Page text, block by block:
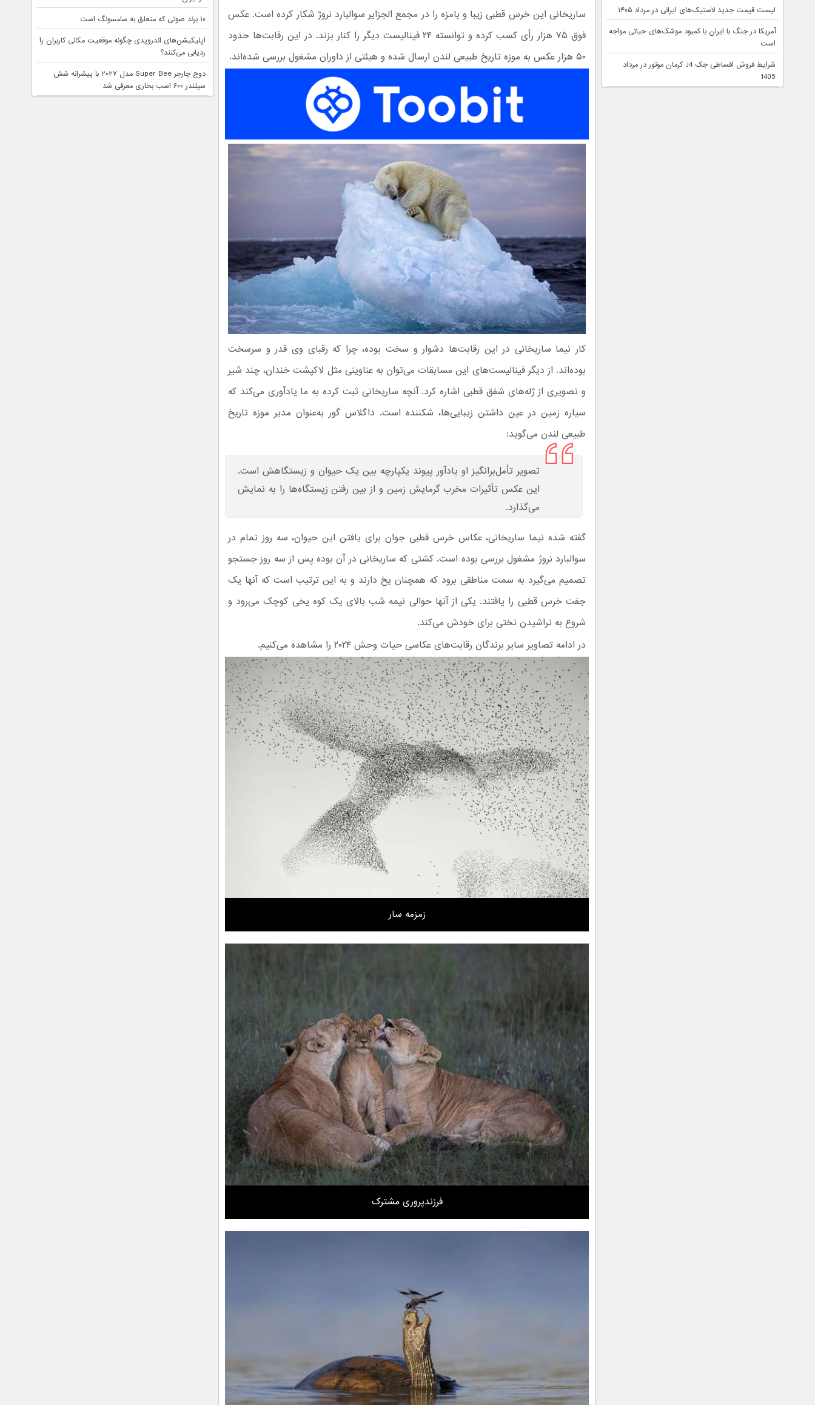
ساریخانی این خرس قطبی زیبا و بامزه را در مجمع الجزایر سوالبارد نروژ شکار کرده است. عکس
فوق ۷۵ هزار رأی کسب کرده و توانسته ۲۴ فینالیست دیگر را کنار بزند. در این رقابت‌ها حدود
۵۰ هزار عکس به موزه تاریخ طبیعی لندن ارسال شده و هیئتی از داوران مشغول بررسی شده‌اند.
کار نیما ساریخانی در این رقابت‌ها دشوار و سخت بوده، چرا که رقبای وی قدر و سرسخت
بوده‌اند. از دیگر فینالیست‌های این مسابقات می‌توان به عناوینی مثل لاکپشت خندان، چند شیر
و تصویری از ژله‌های شفق قطبی اشاره کرد. آنچه ساریخانی ثبت کرده به ما یادآوری می‌کند که
سیاره زمین در عین داشتن زیبایی‌ها، شکننده است. داگلاس گور به‌عنوان مدیر موزه تاریخ
طبیعی لندن می‌گوید:
تصویر تأمل‌برانگیز او یادآور پیوند یکپارچه بین یک حیوان و زیستگاهش است.
این عکس تأثیرات مخرب گرمایش زمین و از بین رفتن زیستگاه‌ها را به نمایش
می‌گذارد.
گفته شده نیما ساریخانی، عکاس خرس قطبی جوان برای یافتن این حیوان، سه روز تمام در
سوالبارد نروژ مشغول بررسی بوده است. کشتی که ساریخانی در آن بوده پس از سه روز جستجو
تصمیم می‌گیرد به سمت مناطقی برود که همچنان یخ دارند و به این ترتیب است که آنها یک
جفت خرس قطبی را یافتند. یکی از آنها حوالی نیمه شب بالای یک کوه یخی کوچک می‌رود و
شروع به تراشیدن تختی برای خودش می‌کند.
در ادامه تصاویر سایر برندگان رقابت‌های عکاسی حیات وحش ۲۰۲۴ را مشاهده می‌کنیم.
زمزمه سار
فرزندپروری مشترک
لیست قیمت جدید لاستیک‌های ایرانی در مرداد ۱۴۰۵
آمریکا در جنگ با ایران با کمبود موشک‌های حیاتی مواجه
است
شرایط فروش اقساطی جک J4 کرمان موتور در مرداد
1405
۱۰ برند صوتی که متعلق به سامسونگ است
اپلیکیشن‌های اندرویدی چگونه موقعیت مکانی کاربران را
ردیابی می‌کنند؟
دوج چارجر Super Bee مدل ۲۰۲۷ با پیشرانه شش
سیلندر ۶۰۰ اسب بخاری معرفی شد